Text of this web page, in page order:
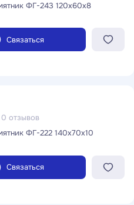
Гранитный памятник ФГ-243 120x60x8
Связаться
0 отзывов
Гранитный памятник ФГ-222 140x70x10
Связаться